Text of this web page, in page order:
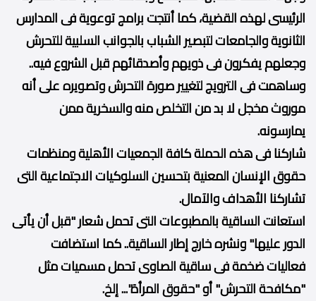
الرئيسى لهذه القضية، كما أنتجت برامج توعوية فى المدارس
الثانوية والجامعات لتبصير الشباب بالجوانب السلبية للتحرش
وجعلهم يفكرون فى ذويهم وأصدقائهم قبل الشروع فيه..
وساهمت فى الترويج لتغيير صورة التحرش وتصويره على أنه
موروث مخجل لا بد من التخلص منه والسخرية ممن
يمارسونه.
شاركنا فى هذه الحملة كافة الجمعيات الأهلية ومنظمات
حقوق الإنسان المعنية بتحسين السلوكيات الاجتماعية التى
تشاركنا الأهداف والآمال.
استعانت الساقية بالمطبوعات التى تحمل شعار "قبل أن يأتى
الدور عليها" ونشره خارج إطار الساقية.. كما استضافت
فعاليات ضخمة فى ساقية الصاوى تحمل مسميات مثل
"مكافحة التحرش" أو "حقوق المرأة"... إلخ.